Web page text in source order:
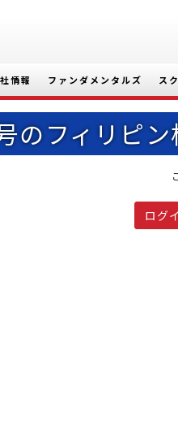
情報 ファンダメンタルズ ス
のフィリピン
ログ